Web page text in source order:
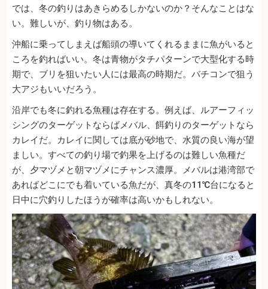
では、冬の釣りはあきらめるしかないのか？そんなことはな
い。難しいが、釣り物はある。
沖船に乗ってしまえば船頭の導いてくれるままに魚がいると
ころを釣ればいい。冬は青物がタチパターンで大型化する時
期で、ブリを狙いたい人には最高の時期だ。バチコンで狙う
大アジもいいだろう。
沿岸でも冬に釣れる魚種は存在する。例えば、ルアーフィッ
シングのターゲットならばメバル、餌釣りのターゲットなら
カレイだ。カレイに関しては底が砂地で、水質の良い海が望
ましい。すべての釣り場で釣果を上げるのは難しい魚種だ
が、夕マヅメと朝マヅメにチャンス濃厚。メバルは港湾部で
あればどこにでも着いている魚だが、真冬の11℃台になると
日中に穴釣りしたほうが確率は高いかもしれない。